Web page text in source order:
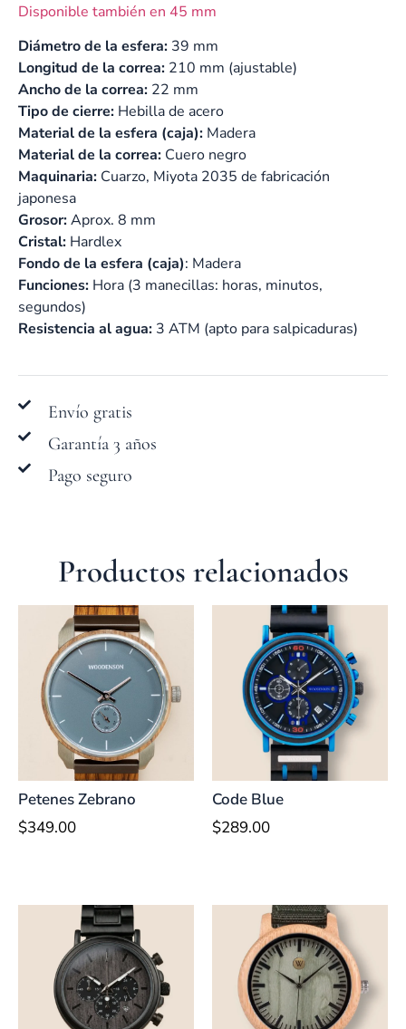
Disponible también en 45 mm
Diámetro de la esfera: 39 mm
Longitud de la correa: 210 mm (ajustable)
Ancho de la correa: 22 mm
Tipo de cierre: Hebilla de acero
Material de la esfera (caja): Madera
Material de la correa: Cuero negro
Maquinaria: Cuarzo, Miyota 2035 de fabricación
japonesa
Grosor:Aprox. 8 mm
Cristal: Hardlex
Fondo de la esfera (caja): Madera
Funciones: Hora (3 manecillas: horas, minutos,
segundos)
Resistencia al agua: 3 ATM (apto para salpicaduras)
Envío gratis
Garantía 3 años
Pago seguro
Productos relacionados
Petenes Zebrano
$349.00
Code Blue
$289.00